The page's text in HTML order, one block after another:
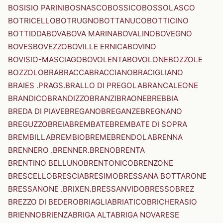
BOSISIO PARINIBOSNASCOBOSSICOBOSSOLASCO
BOTRICELLOBOTRUGNOBOTTANUCOBOTTICINO
BOTTIDDABOVABOVA MARINABOVALINOBOVEGNO
BOVESBOVEZZOBOVILLE ERNICABOVINO
BOVISIO-MASCIAGOBOVOLENTABOVOLONEBOZZOLE
BOZZOLOBRABRACCABRACCIANOBRACIGLIANO
BRAIES .PRAGS.BRALLO DI PREGOLABRANCALEONE
BRANDICOBRANDIZZOBRANZIBRAONEBREBBIA
BREDA DI PIAVEBREGANOBREGANZEBREGNANO
BREGUZZOBREIABREMBATEBREMBATE DI SOPRA
BREMBILLABREMBIOBREMEBRENDOLABRENNA
BRENNERO .BRENNER.BRENOBRENTA
BRENTINO BELLUNOBRENTONICOBRENZONE
BRESCELLOBRESCIABRESIMOBRESSANA BOTTARONE
BRESSANONE .BRIXEN.BRESSANVIDOBRESSOBREZ
BREZZO DI BEDEROBRIAGLIABRIATICOBRICHERASIO
BRIENNOBRIENZABRIGA ALTABRIGA NOVARESE